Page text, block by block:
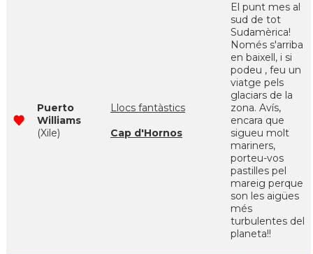
Puerto
Williams
(Xile)
Llocs fantàstics
Cap d'Hornos
El punt mes al
sud de tot
Sudamèrica!
Només s'arriba
en baixell, i si
podeu , feu un
viatge pels
glaciars de la
zona. Avís,
encara que
sigueu molt
mariners,
porteu-vos
pastilles pel
mareig perque
son les aigües
més
turbulentes del
planeta!!